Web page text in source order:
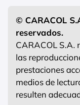
© CARACOL
reservados.
CARACOL S.A.
las
prestaciones
medios de
resulten